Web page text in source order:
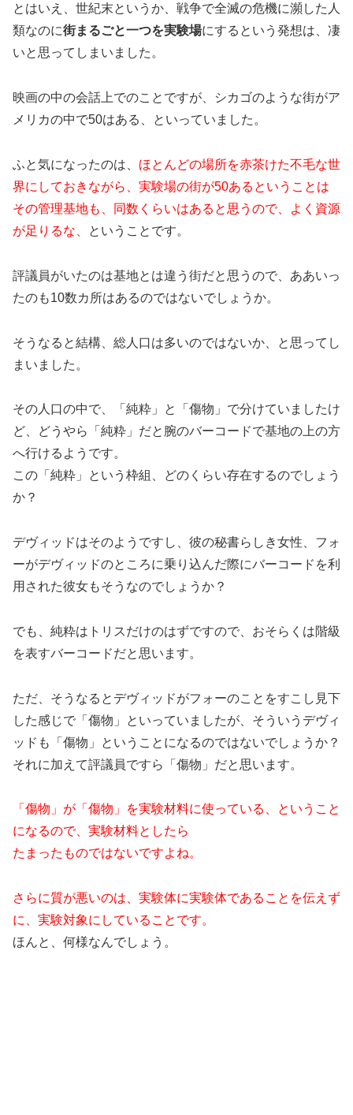
とはいえ、世紀末というか、戦争で全滅の危機に瀕した人
類なのに街まるごと一つを実験場にするという発想は、凄
いと思ってしまいました。
映画の中の会話上でのことですが、シカゴのような街がア
メリカの中で50はある、といっていました。
ふと気になったのは、 ほとんどの場所を赤茶けた不毛な世
界にしておきながら、実験場の街が50あるということは
その管理基地も、同数くらいはあると思うので、よく資源
が足りるな、
ということです。
評議員がいたのは基地とは違う街だと思うので、ああいっ
たのも10数カ所はあるのではないでしょうか。
そうなると結構、総人口は多いのではないか、と思ってし
まいました。
その人口の中で、「純粋」と「傷物」で分けていましたけ
ど、どうやら「純粋」だと腕のバーコードで基地の上の方
へ行けるようです。
この「純粋」という枠組、どのくらい存在するのでしょう
か？
デヴィッドはそのようですし、彼の秘書らしき女性、フォ
ーがデヴィッドのところに乗り込んだ際にバーコードを利
用された彼女もそうなのでしょうか？
でも、純粋はトリスだけのはずですので、おそらくは階級
を表すバーコードだと思います。
ただ、そうなるとデヴィッドがフォーのことをすこし見下
した感じで「傷物」といっていましたが、そういうデヴィ
ッドも「傷物」ということになるのではないでしょうか？
それに加えて評議員ですら「傷物」だと思います。
「傷物」が「傷物」を実験材料に使っている、ということ
になるので、実験材料としたら
たまったものではないですよね。
さらに質が悪いのは、実験体に実験体であることを伝えず
に、実験対象にしていることです。
ほんと、何様なんでしょう。